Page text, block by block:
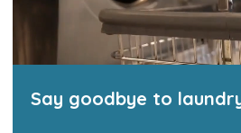
Say goodbye to